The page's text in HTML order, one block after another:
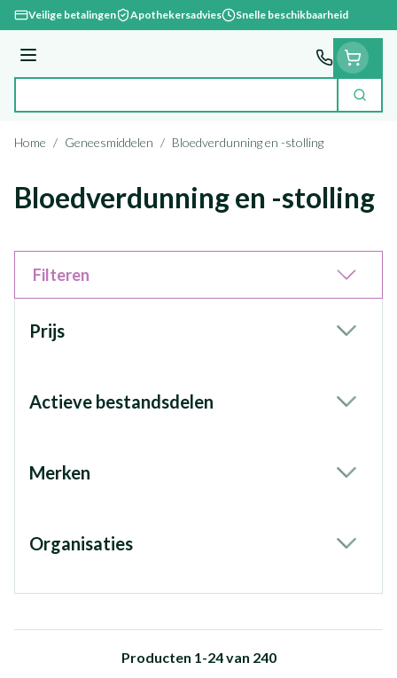
Ga naar de inhoud
Veilige betalingen Apothekersadvies Snelle beschikbaarheid
Menu
Zoek
Home / Geneesmiddelen / Bloedverdunning en -stolling
Bloedverdunning en -stolling
Filteren
Prijs
Actieve bestandsdelen
Merken
Organisaties
Producten 1-24van 240